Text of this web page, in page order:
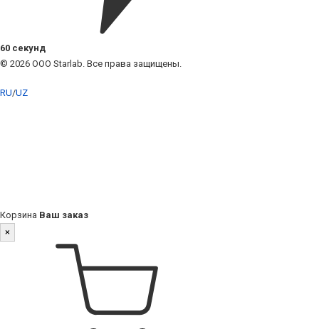
60 секунд
© 2026 ООО Starlab. Все права защищены.
RU/UZ
Корзина Ваш заказ
×